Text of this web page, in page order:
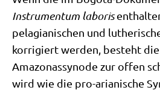
Instru­men­tum labo­ris
pela­gia­ni­schen und
kor­ri­giert wer­den, besteht die
Ama­zo­nas­syn­ode zur offen
wird wie die pro-aria­ni­sche